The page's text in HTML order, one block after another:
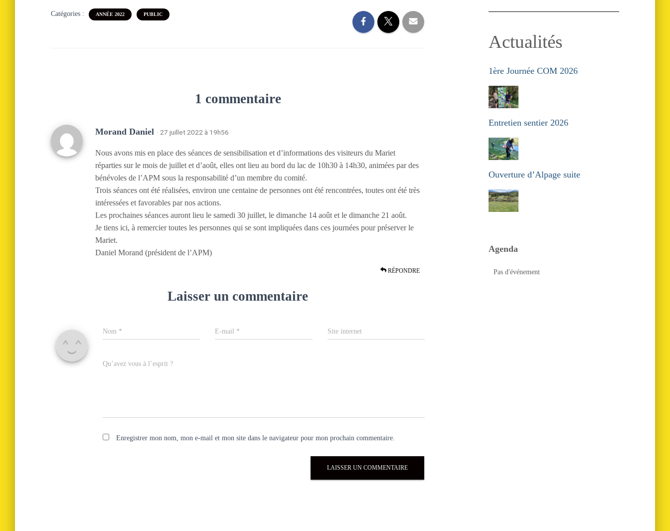
Catégories : ANNÉE 2022 PUBLIC
1 commentaire
Morand Daniel · 27 juillet 2022 à 19h56
Nous avons mis en place des séances de sensibilisation et d’informations des visiteurs du Mariet
réparties sur le mois de juillet et d’août, elles ont lieu au bord du lac de 10h30 à 14h30, animées par des
bénévoles de l’APM sous la responsabilité d’un membre du comité.
Trois séances ont été réalisées, environ une centaine de personnes ont été rencontrées, toutes ont été très
intéressées et favorables par nos actions.
Les prochaines séances auront lieu le samedi 30 juillet, le dimanche 14 août et le dimanche 21 août.
Je tiens ici, à remercier toutes les personnes qui se sont impliquées dans ces journées pour préserver le
Mariet.
Daniel Morand (président de l’APM)
RÉPONDRE
Laisser un commentaire
Nom * E-mail * Site internet
Qu’avez vous à l’esprit ?
Enregistrer mon nom, mon e-mail et mon site dans le navigateur pour mon prochain commentaire.
Actualités
1ère Journée COM 2026
Entretien sentier 2026
Ouverture d’Alpage suite
Agenda
Pas d'événement